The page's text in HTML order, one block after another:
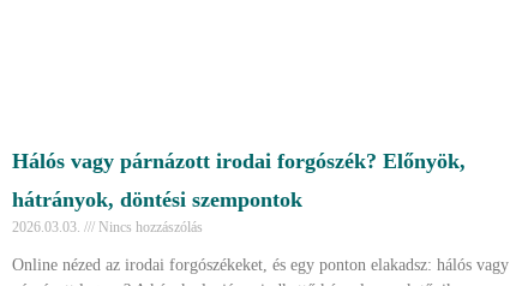
Hálós vagy párnázott irodai forgószék? Előnyök,
hátrányok, döntési szempontok
2026.03.03. Nincs hozzászólás
Online nézed az irodai forgószékeket, és egy ponton elakadsz: hálós vagy